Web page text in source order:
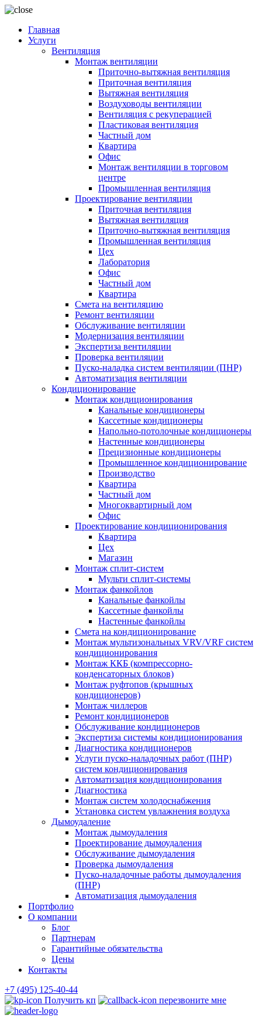
Главная
Услуги
Вентиляция
Монтаж вентиляции
Приточно-вытяжная вентиляция
Приточная вентиляция
Вытяжная вентиляция
Воздуховоды вентиляции
Вентиляция с рекуперацией
Пластиковая вентиляция
Частный дом
Квартира
Офис
Монтаж вентиляции в торговом
центре
Промышленная вентиляция
Проектирование вентиляции
Приточная вентиляция
Вытяжная вентиляция
Приточно-вытяжная вентиляция
Промышленная вентиляция
Цех
Лаборатория
Офис
Частный дом
Квартира
Смета на вентиляцию
Ремонт вентиляции
Обслуживание вентиляции
Модернизация вентиляции
Экспертиза вентиляции
Проверка вентиляции
Пуско-наладка систем вентиляции (ПНР)
Автоматизация вентиляции
Кондиционирование
Монтаж кондиционирования
Канальные кондиционеры
Кассетные кондиционеры
Напольно-потолочные кондиционеры
Настенные кондиционеры
Прецизионные кондиционеры
Промышленное кондиционирование
Производство
Квартира
Частный дом
Многоквартирный дом
Офис
Проектирование кондиционирования
Квартира
Цех
Магазин
Монтаж сплит-систем
Мульти сплит-системы
Монтаж фанкойлов
Канальные фанкойлы
Кассетные фанкойлы
Настенные фанкойлы
Смета на кондиционирование
Монтаж мультизональных VRV/VRF систем
кондиционирования
Монтаж ККБ (компрессорно-
конденсаторных блоков)
Монтаж руфтопов (крышных
кондиционеров)
Монтаж чиллеров
Ремонт кондиционеров
Обслуживание кондиционеров
Экспертиза системы кондиционирования
Диагностика кондиционеров
Услуги пуско-наладочных работ (ПНР)
систем кондиционирования
Автоматизация кондиционирования
Диагностика
Монтаж систем холодоснабжения
Установка систем увлажнения воздуха
Дымоудаление
Монтаж дымоудаления
Проектирование дымоудаления
Обслуживание дымоудаления
Проверка дымоудаления
Пуско-наладочные работы дымоудаления
(ПНР)
Автоматизация дымоудаления
Портфолио
О компании
Блог
Партнерам
Гарантийные обязательства
Цены
Контакты
+7 (495) 125-40-44
Получить кп
перезвоните мне